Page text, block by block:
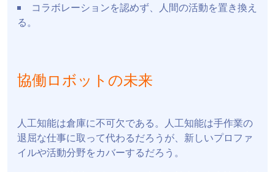
コラボレーションを認めず、人間の活動を置き換え
る。
協働ロボットの未来
人工知能は倉庫に不可欠である。人工知能は手作業の
退屈な仕事に取って代わるだろうが、新しいプロファ
イルや活動分野をカバーするだろう。